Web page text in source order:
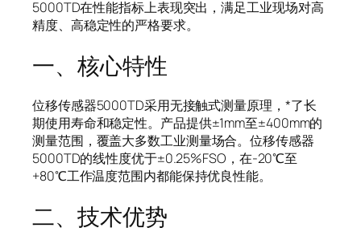
5000TD在性能指标上表现突出，满足工业现场对高
精度、高稳定性的严格要求。
一、核心特性
位移传感器5000TD采用无接触式测量原理，*了长
期使用寿命和稳定性。产品提供±1mm至±400mm的
测量范围，覆盖大多数工业测量场合。位移传感器
5000TD的线性度优于±0.25%FSO，在-20℃至
+80℃工作温度范围内都能保持优良性能。
二、技术优势